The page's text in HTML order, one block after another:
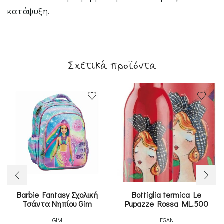
κατάψυξη.
Σχετικά προϊόντα
Barbie Fantasy Σχολική
Τσάντα Νηπίου Gim
GIM
Bottiglia termica Le
Pupazze Rossa ML.500
EGAN